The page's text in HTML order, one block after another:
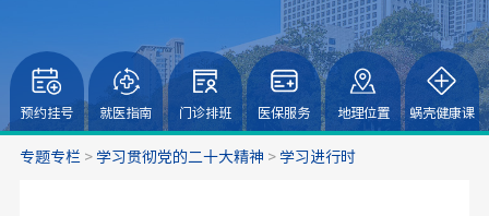
预约挂号 就医指南 门诊排班 医保服务 地理位置 蜗壳健康课
专题专栏 > 学习贯彻党的二十大精神 > 学习进行时